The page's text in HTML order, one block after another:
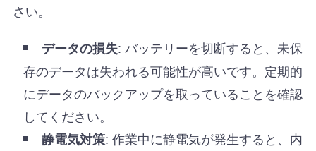
さい。
データの損失: バッテリーを切断すると、未保
存のデータは失われる可能性が高いです。定期的
にデータのバックアップを取っていることを確認
してください。
静電気対策: 作業中に静電気が発生すると、内